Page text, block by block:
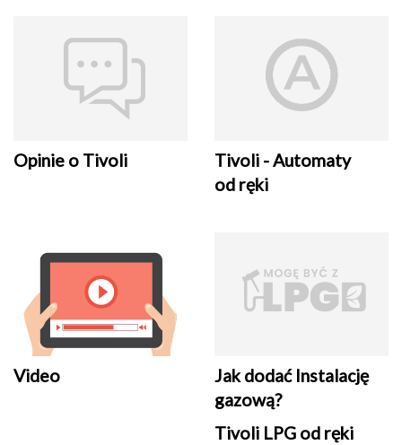
Opinie o Tivoli
Tivoli - Automaty
od ręki
Video
Jak dodać Instalację
gazową?
Tivoli LPG od ręki